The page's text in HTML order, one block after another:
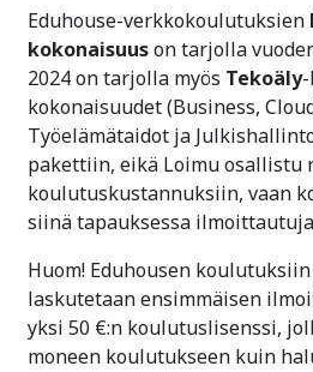
Eduhouse-verkkokoulutuksien
kokonaisuuson tarjolla
2024 on tarjolla myös Tekoäly
kokonaisuudet (Business,
Työelämätaidot ja
pakettiin, eikä Loimu osallistu
koulutuskustannuksiin, vaan
siinä tapauksessa
Huom! Eduhousen
laskutetaan ensimmäisen
yksi 50 €:n koulutuslisenssi,
moneen koulutukseen kuin